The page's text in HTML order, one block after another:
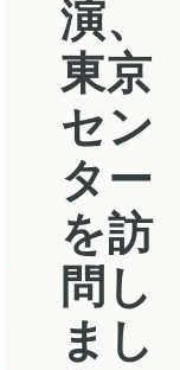
演、
東京
セン
ター
を訪
問し
まし